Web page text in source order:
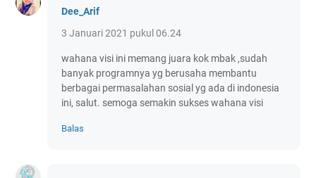
Dee_Arif
3 Januari 2021 pukul 06.24
wahana visi ini memang juara kok mbak ,sudah
banyak programnya yg berusaha membantu
berbagai permasalahan sosial yg ada di indonesia
ini, salut. semoga semakin sukses wahana visi
Balas